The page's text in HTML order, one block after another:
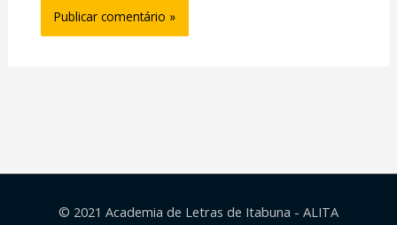
© 2021 Academia de Letras de Itabuna - ALITA